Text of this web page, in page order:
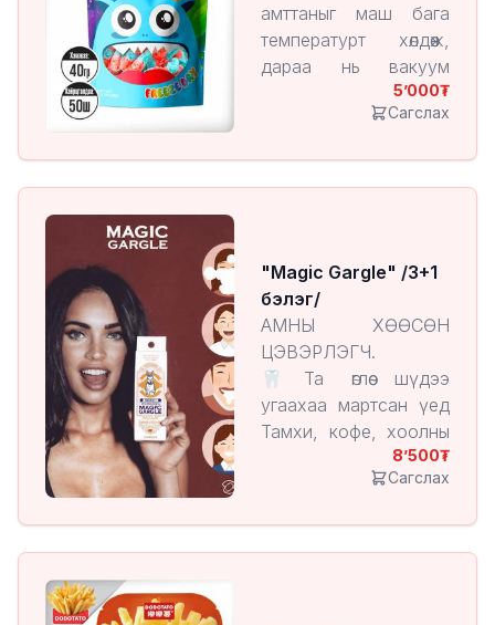
амттаныг маш бага
температурт хөлдөөж,
дараа нь вакуум
орчинд чийгийг нь
ууршуулан гаргаж
хадгалж, харин бүтэц
нь хөнгөн, шаржигнуур
болдог онцлогтой.
5’000
Сагслах
"Magic Gargle" /3+1
бэлэг/
АМНЫ ХӨӨСӨН
ЦЭВЭРЛЭГЧ.
🦷Та өглөө шүдээ
угаахаа мартсан үед
Тамхи, кофе, хоолны
уулзалт, болзооны өмнө
8’500
Сагслах